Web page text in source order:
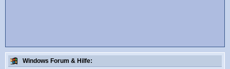
Windows Forum & Hilfe: